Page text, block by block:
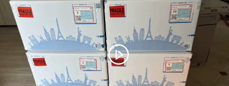
市搬家到加拿大
从大连市搬家到英国从佛山市搬家到美国从北京市搬家
到西班牙从广州市搬家到比利时 从上海市搬家到意大利